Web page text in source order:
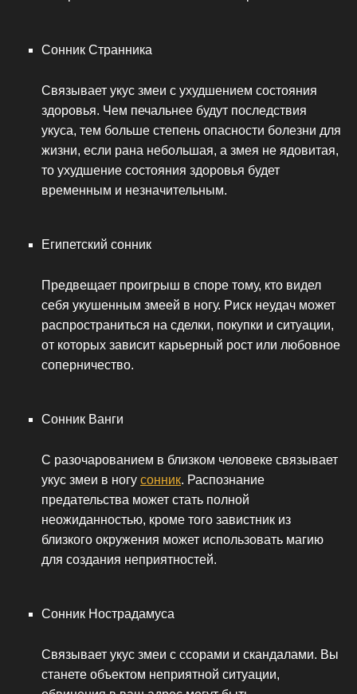
Сонник Странника
Связывает укус змеи с ухудшением состояния
здоровья. Чем печальнее будут последствия
укуса, тем больше степень опасности болезни для
жизни, если рана небольшая, а змея не ядовитая,
то ухудшение состояния здоровья будет
временным и незначительным.
Египетский сонник
Предвещает проигрыш в споре тому, кто видел
себя укушенным змеей в ногу. Риск неудач может
распространиться на сделки, покупки и ситуации,
от которых зависит карьерный рост или любовное
соперничество.
Сонник Ванги
С разочарованием в близком человеке связывает
укус змеи в ногу сонник. Распознание
предательства может стать полной
неожиданностью, кроме того завистник из
близкого окружения может использовать магию
для создания неприятностей.
Сонник Нострадамуса
Связывает укус змеи с ссорами и скандалами. Вы
станете объектом неприятной ситуации,